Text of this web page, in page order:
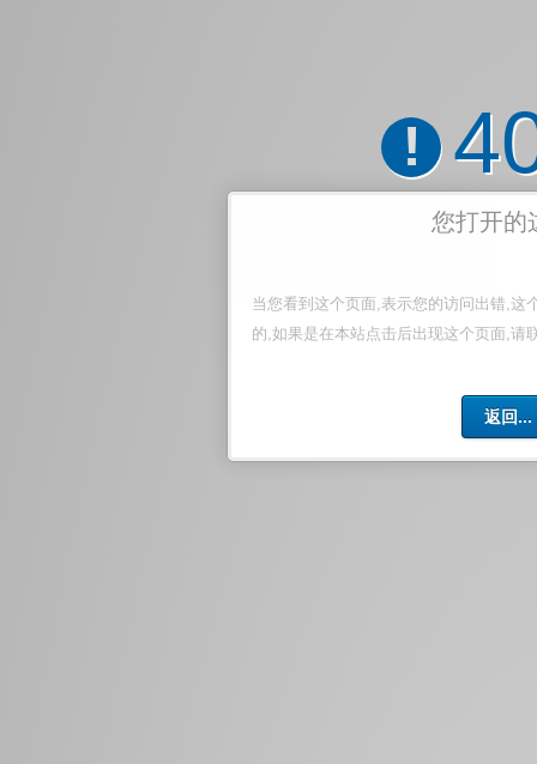
!
您打开的
当您看到这个页面,表示您的访问出错,这
的,如果是在本站点击后出现这个页面,请
返回...